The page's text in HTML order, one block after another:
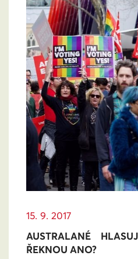
15. 9. 2017
AUSTRALANÉ
ŘEKNOU ANO?